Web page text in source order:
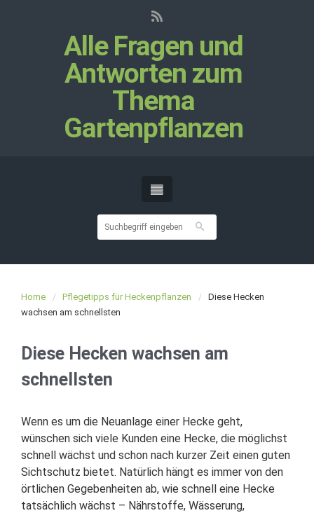
Alle Fragen und
Antworten zum
Thema
Gartenpflanzen
Home Pflegetipps für Heckenpflanzen
Diese Hecken
wachsen am schnellsten
Diese Hecken wachsen am
schnellsten
Wenn es um die Neuanlage einer Hecke geht,
wünschen sich viele Kunden eine Hecke, die möglichst
schnell wächst und schon nach kurzer Zeit einen guten
Sichtschutz bietet. Natürlich hängt es immer von den
örtlichen Gegebenheiten ab, wie schnell eine Hecke
tatsächlich wächst – Nährstoffe, Wässerung,